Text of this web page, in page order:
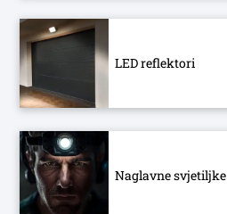
LED reflektori
Naglavne svjetiljke